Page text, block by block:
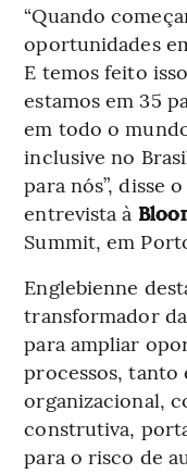
“Quando
oportunidades
E temos feito
estamos em 35
em todo o
inclusive no
para nós”, disse
entrevista à
Summit, em
Englebienne
transformador
para ampliar
processos,
organizacional,
construtiva,
para o risco de